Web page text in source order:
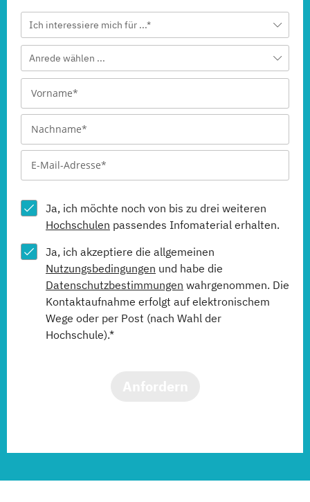
Ich interessiere mich für ...*
Anrede wählen ...
Ja, ich möchte noch von bis zu drei weiteren
Hochschulen passendes Infomaterial erhalten.
Ja, ich akzeptiere die allgemeinen
Nutzungsbedingungen und habe die
Datenschutzbestimmungen wahrgenommen. Die
Kontaktaufnahme erfolgt auf elektronischem
Wege oder per Post (nach Wahl der
Hochschule).*